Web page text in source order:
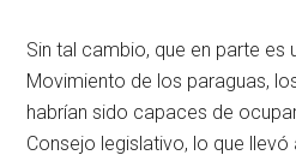
Sin tal cambio, que en parte es
Movimiento de los paraguas,
habrían sido capaces de
Consejo legislativo, lo que llevó